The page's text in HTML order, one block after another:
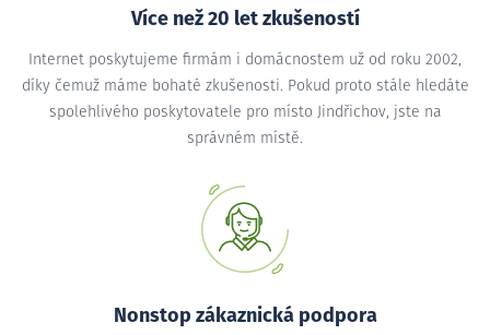
Více než 20 let zkušeností
Internet poskytujeme firmám i domácnostem už od roku 2002,
díky čemuž máme bohaté zkušenosti. Pokud proto stále hledáte
spolehlivého poskytovatele pro místo Jindřichov, jste na
správném místě.
Nonstop zákaznická podpora